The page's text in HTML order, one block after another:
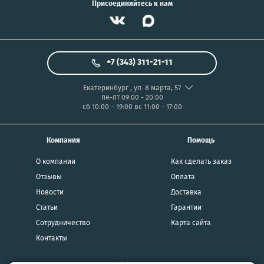
Присоединяйтесь к нам
Помощь
Как сделать заказ
Оплата
Доставка
Гарантии
Карта сайта
Компания
О компании
Отзывы
Новости
Статьи
Сотрудничество
Контакты
+7 (343) 311-21-11
Екатеринбург, ул. 8 марта, 57
пн-пт 09:00 - 20:00
сб 10:00 – 19:00 вс 11:00 - 17:00